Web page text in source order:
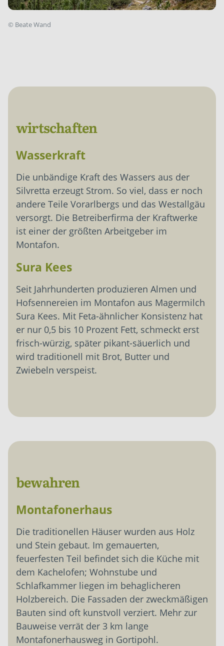
© Beate Wand
wirtschaften
Wasserkraft
Die unbändige Kraft des Wassers aus der
Silvretta erzeugt Strom. So viel, dass er noch
andere Teile Vorarlbergs und das Westallgäu
versorgt. Die Betreiberfirma der Kraftwerke
ist einer der größten Arbeitgeber im
Montafon.
Sura Kees
Seit Jahrhunderten produzieren Almen und
Hofsennereien im Montafon aus Magermilch
Sura Kees. Mit Feta-ähnlicher Konsistenz hat
er nur 0,5 bis 10 Prozent Fett, schmeckt erst
frisch-würzig, später pikant-säuerlich und
wird traditionell mit Brot, Butter und
Zwiebeln verspeist.
bewahren
Montafonerhaus
Die traditionellen Häuser wurden aus Holz
und Stein gebaut. Im gemauerten,
feuerfesten Teil befindet sich die Küche mit
dem Kachelofen; Wohnstube und
Schlafkammer liegen im behaglicheren
Holzbereich. Die Fassaden der zweckmäßigen
Bauten sind oft kunstvoll verziert. Mehr zur
Bauweise verrät der 3 km lange
Montafonerhausweg in Gortipohl.